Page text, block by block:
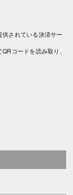
されている決済サー
コードを読み取り、